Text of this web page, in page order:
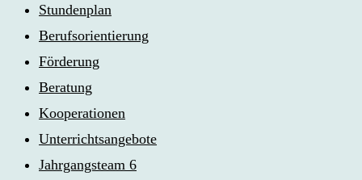
Stundenplan
Berufsorientierung
Förderung
Beratung
Kooperationen
Unterrichtsangebote
Jahrgangsteam 6